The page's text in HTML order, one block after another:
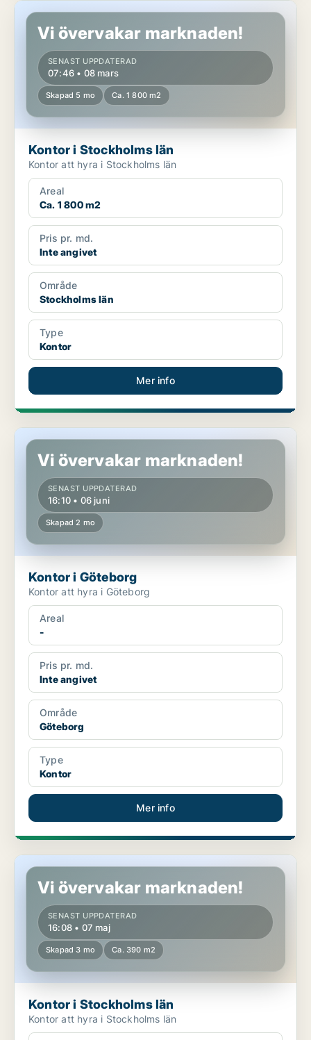
Kontor i Stockholms län
Vi övervakar marknaden!
SENAST UPPDATERAD
07:46 • 08 mars
Skapad 5 mo Ca. 1 800 m2
Kontor i Stockholms län
Kontor att hyra i Stockholms län
Areal
Ca. 1 800 m2
Pris pr. md.
Inte angivet
Område
Stockholms län
Type
Kontor
Mer info
Kontor i Göteborg
Vi övervakar marknaden!
SENAST UPPDATERAD
16:10 • 06 juni
Skapad 2 mo
Kontor i Göteborg
Kontor att hyra i Göteborg
Areal
-
Pris pr. md.
Inte angivet
Område
Göteborg
Type
Kontor
Mer info
Kontor i Stockholms län
Vi övervakar marknaden!
SENAST UPPDATERAD
16:08 • 07 maj
Skapad 3 mo Ca. 390 m2
Kontor i Stockholms län
Kontor att hyra i Stockholms län